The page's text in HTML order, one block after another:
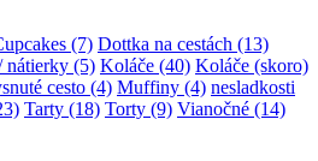
(7) Dottka na cestách (13)
nátierky (5) Koláče (40) Koláče (skoro)
cesto (4) Muffiny (4) nesladkosti
Tarty (18) Torty (9) Vianočné (14)